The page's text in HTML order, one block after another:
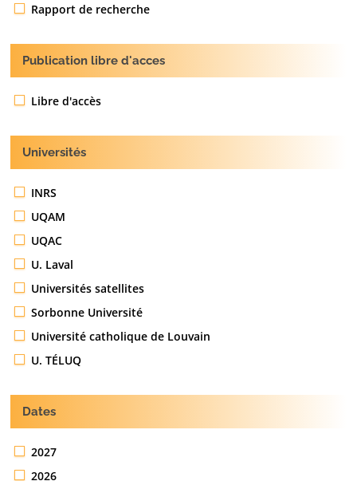
Rapport de recherche
Publication libre d'acces
Libre d'accès
Universités
INRS
UQAM
UQAC
U. Laval
Universités satellites
Sorbonne Université
Université catholique de Louvain
U. TÉLUQ
Dates
2027
2026